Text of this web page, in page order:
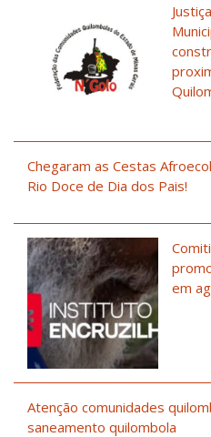
Chegaram as Cestas
Rio Doce de Dia dos Pais!
em
Atenção comunidades
saneamento quilombola